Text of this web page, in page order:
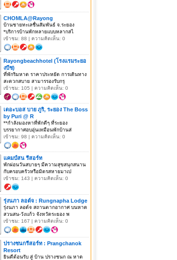
CHOMLA@Rayong
บ้านชายทะเลชื่นสัมพันธ์ จ.ระยอง
*บริการบ้านพักหลายแบบหลากสไ
เข้าชม: 88 | ความคิดเห็น: 0
Rayongbeachhotel (โรงแรมระยอ
งบีช)
ที่พักริมหาด ราคาประหยัด การเดินทาง
สะดวกสบาย สามารรองรับกรุ
เข้าชม: 105 | ความคิดเห็น: 0
เดอะบอส บาย ภูริ, ระยอง The Boss
by Puri @ R
**กำลังมองหาที่พักดีๆ ที่ระยอง
บรรยากาศอบอุ่นเหมือนพักบ้านส่
เข้าชม: 98 | ความคิดเห็น: 0
แคมป์สน รีสอร์ท
พักผ่อนวันสบายๆ มีความสุขสนุกสนาน
กับครอบครัวหรือมิตรสหายมาเป
เข้าชม: 143 | ความคิดเห็น: 0
รุ่งนภา ลอด์จ : Rungnapha Lodge
รุ่งนภา ลอด์จ สถานตากอากาศ บนหาด
สวนสน-วังแก้ว จังหวัดระยอง พ
เข้าชม: 167 | ความคิดเห็น: 0
ปรางชนกรีสอร์ท : Prangchanok
Resort
ยินดีต้อนรับ สู่ บ้าน ปรางชนก ณ หาด